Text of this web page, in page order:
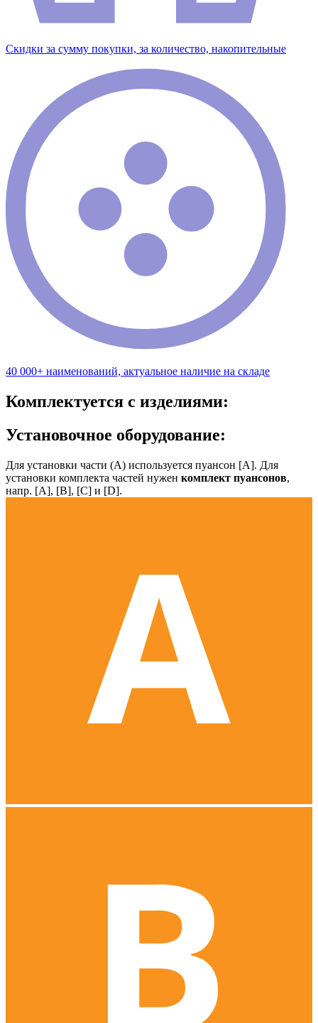
Скидки за сумму покупки, за количество, накопительные
40 000+ наименований, актуальное наличие на складе
Комплектуется с изделиями:
Установочное оборудование:
Для установки части (А) используется пуансон [А]. Для
установки комплекта частей нужен комплект пуансонов,
напр. [А], [B], [С] и [D].